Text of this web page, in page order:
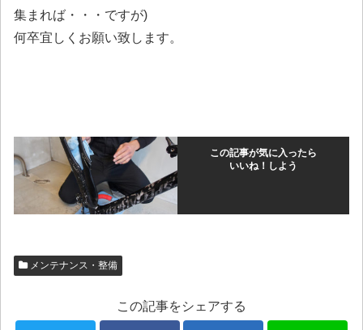
集まれば・・・ですが)
何卒宜しくお願い致します。
この記事が気に入ったら
いいね！しよう
メンテナンス・整備
この記事をシェアする